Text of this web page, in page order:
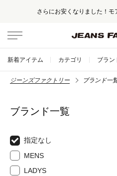
さらにお安くなりました！モ
新着アイテム カテゴリ ブラン
ジーンズファクトリー ブランド一
ブランド一覧
指定なし
MENS
LADYS